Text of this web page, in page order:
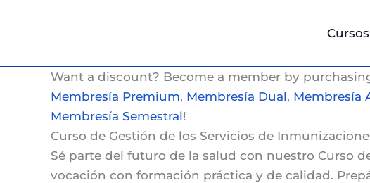
Cursos
Want a discount? Become a member by
Membresía Premium, Membresía Dual, Membresía
Membresía Semestral!
Curso de Gestión de los Servicios de
Sé parte del futuro de la salud con nuestro Curso
vocación con formación práctica y de calidad.